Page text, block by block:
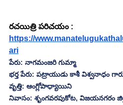
రచయిత్రి పరిచయం :
https://
ari
పేరు: నాగమంజరి గుమ్మా
భర్త పేరు: పట్రాయుడు కాశీ విశ్వనాధం
వృత్తి: ఆంగ్లోపాధ్యాయిని
నివాసం: శృంగవరపుకోట, విజయనగరం